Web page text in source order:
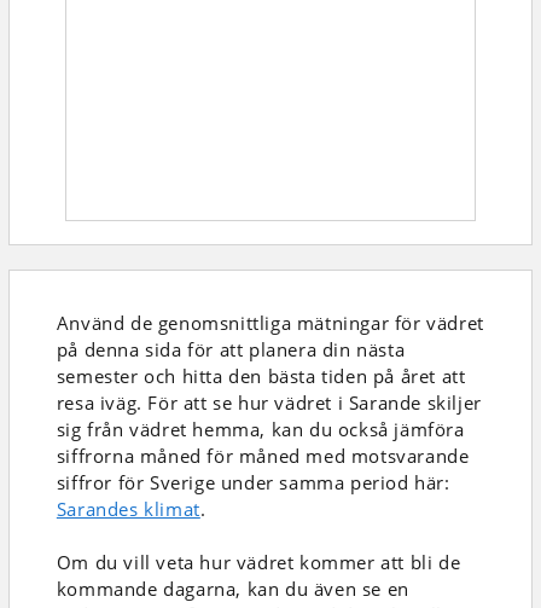
Använd de genomsnittliga mätningar för vädret
på denna sida för att planera din nästa
semester och hitta den bästa tiden på året att
resa iväg. För att se hur vädret i Sarande skiljer
sig från vädret hemma, kan du också jämföra
siffrorna måned för måned med motsvarande
siffror för Sverige under samma period här:
Sarandes klimat.
Om du vill veta hur vädret kommer att bli de
kommande dagarna, kan du även se en